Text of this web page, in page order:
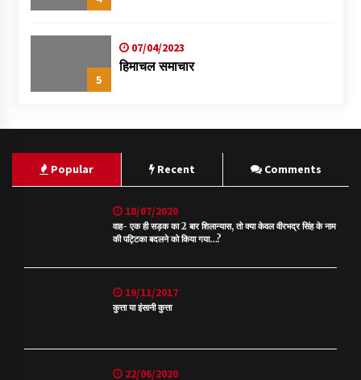
5
07/04/2023
हिमाचल समाचार
Popular Recent Comments
18/07/2020
वाह- एक ही सड़क का 2 बार शिलान्यास, तो क्या केवल वीरभद्र सिंह के नाम
की पट्टिका बदलने को किया गया…?
19/11/2017
कुत्ता या इंसानी कुत्ता
22/06/2020